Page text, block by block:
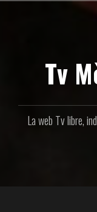
Tv
La web Tv libre,